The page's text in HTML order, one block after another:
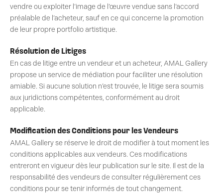
vendre ou exploiter l’image de l’œuvre vendue sans l’accord
préalable de l’acheteur, sauf en ce qui concerne la promotion
de leur propre portfolio artistique.
Résolution de Litiges
En cas de litige entre un vendeur et un acheteur, AMAL Gallery
propose un service de médiation pour faciliter une résolution
amiable. Si aucune solution n’est trouvée, le litige sera soumis
aux juridictions compétentes, conformément au droit
applicable.
Modification des Conditions pour les Vendeurs
AMAL Gallery se réserve le droit de modifier à tout moment les
conditions applicables aux vendeurs. Ces modifications
entreront en vigueur dès leur publication sur le site. Il est de la
responsabilité des vendeurs de consulter régulièrement ces
conditions pour se tenir informés de tout changement.